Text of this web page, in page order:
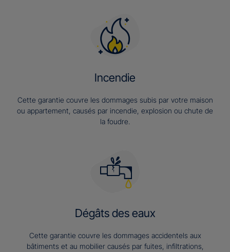
Incendie
Cette garantie couvre les dommages subis par votre maison
ou appartement, causés par incendie, explosion ou chute de
la foudre.
Dégâts des eaux
Cette garantie couvre les dommages accidentels aux
bâtiments et au mobilier causés par fuites, infiltrations,